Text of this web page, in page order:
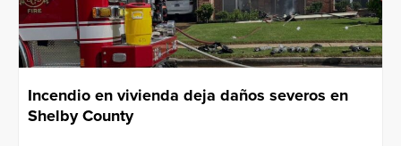
Incendio en vivienda deja daños severos en
Shelby County